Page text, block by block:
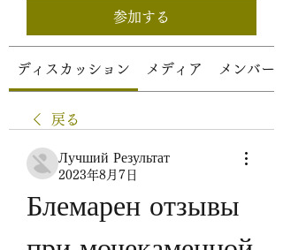
参加する
ディスカッション メディア メンバー
戻る
Лучший Результат
2023年8月7日
Блемарен отзывы